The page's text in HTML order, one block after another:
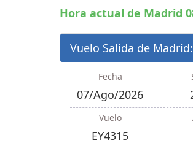
Hora actual de Madrid
Vuelo Salida de Madrid:
Fecha
07/Ago/2026
Vuelo
EY4315